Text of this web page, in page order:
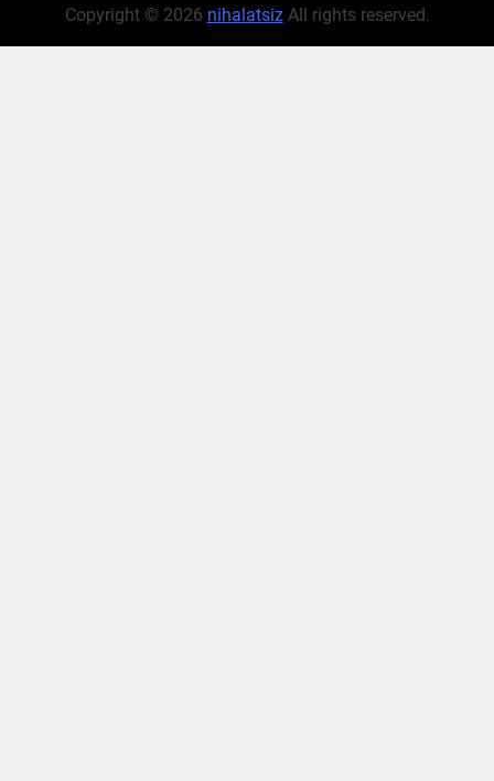
Copyright © 2026 nihalatsizAll rights reserved.